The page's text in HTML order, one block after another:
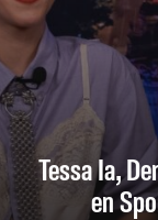
Tessa Ia,
en